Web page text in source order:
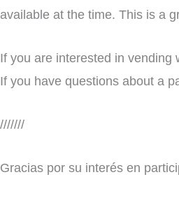
available at the time. This is a
If you are interested in vending
If you have questions about a
///////
Gracias por su interés en